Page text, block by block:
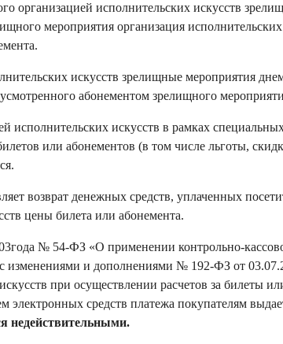
организацией исполнительских искусств
мероприятия организация исполнительских
искусств зрелищные мероприятия
абонементом зрелищного
исполнительских искусств в рамках
или абонементов (в том числе льготы,
возврат денежных средств, уплаченных
цены билета или абонемента.
№ 54-ФЗ «О применении контрольно-
изменениями и дополнениями № 192-ФЗ от
при осуществлении расчетов за билеты
средств платежа покупателям
недействительными.